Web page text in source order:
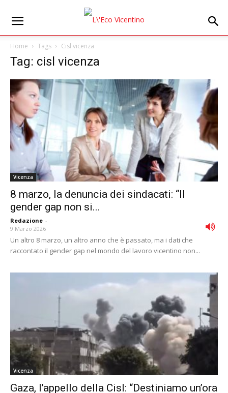
Home Tags Cisl vicenza
Tag: cisl vicenza
Vicenza
8 marzo, la denuncia dei sindacati: “Il
gender gap non si...
Redazione -
9 Marzo 2026
Un altro 8 marzo, un altro anno che è passato, ma i dati che
raccontato il gender gap nel mondo del lavoro vicentino non...
Vicenza
Gaza, l’appello della Cisl: “Destiniamo un’ora